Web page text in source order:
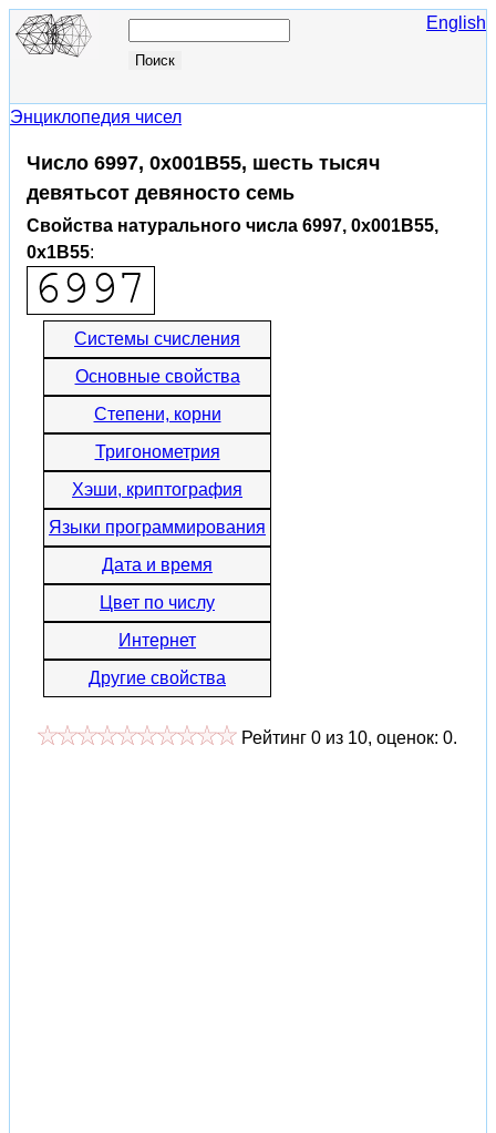
English
Энциклопедия чисел
Число 6997, 0x001B55, шесть тысяч
девятьсот девяносто семь
Свойства натурального числа 6997, 0x001B55,
0x1B55:
Системы счисления
Основные свойства
Степени, корни
Тригонометрия
Хэши, криптография
Языки программирования
Дата и время
Цвет по числу
Интернет
Другие свойства
Рейтинг 0 из 10, оценок: 0.